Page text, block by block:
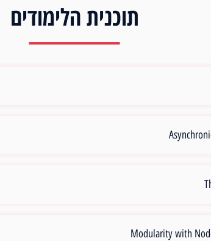
תוכנית הלימודים
Modularity with